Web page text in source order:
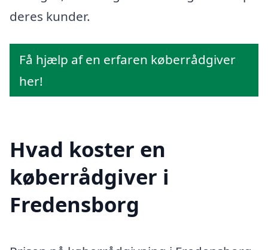
deres kunder.
Få hjælp af en erfaren køberrådgiver
her!
Hvad koster en
køberrådgiver i
Fredensborg